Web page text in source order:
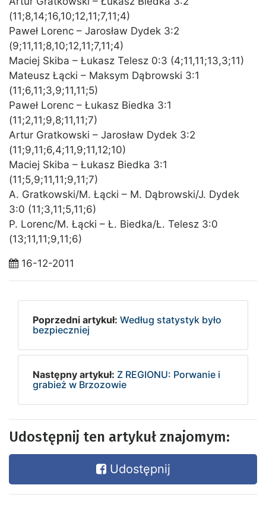
(11;8,14;16,10;12,11;7,11;4)
Paweł Lorenc – Jarosław Dydek 3:2
(9;11,11;8,10;12,11;7,11;4)
Maciej Skiba – Łukasz Telesz 0:3 (4;11,11;13,3;11)
Mateusz Łącki – Maksym Dąbrowski 3:1
(11;6,11;3,9;11,11;5)
Paweł Lorenc – Łukasz Biedka 3:1
(11;2,11;9,8;11,11;7)
Artur Gratkowski – Jarosław Dydek 3:2
(11;9,11;6,4;11,9;11,12;10)
Maciej Skiba – Łukasz Biedka 3:1
(11;5,9;11,11;9,11;7)
A. Gratkowski/M. Łącki – M. Dąbrowski/J. Dydek
3:0 (11;3,11;5,11;6)
P. Lorenc/M. Łącki – Ł. Biedka/Ł. Telesz 3:0
(13;11,11;9,11;6)
16-12-2011
Poprzedni artykuł: Według statystyk było
bezpieczniej
Następny artykuł: Z REGIONU: Porwanie i
grabież w Brzozowie
Udostępnij ten artykuł znajomym:
Udostępnij